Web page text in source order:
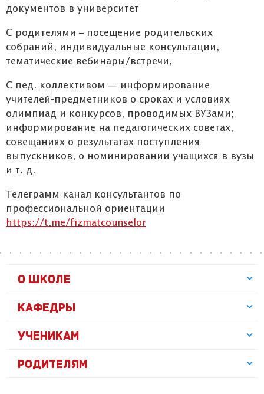
документов в университет
С родителями – посещение родительских
собраний, индивидуальные консультации,
тематические вебинары/встречи,
С пед. коллективом — информирование
учителей-предметников о сроках и условиях
олимпиад и конкурсов, проводимых ВУЗами;
информирование на педагогических советах,
совещаниях о результатах поступления
выпускников, о номинировании учащихся в вузы
и т. д.
Телеграмм канал консультантов по
профессиональной ориентации
https://t.me/fizmatcounselor
О ШКОЛЕ
КАФЕДРЫ
УЧЕНИКАМ
РОДИТЕЛЯМ